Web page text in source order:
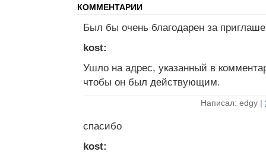
КОММЕНТАРИИ
Был бы очень благодарен за
kost:
Ушло на адрес, указанный в
чтобы он был действующим.
Написал: edgy |
спасибо
kost: